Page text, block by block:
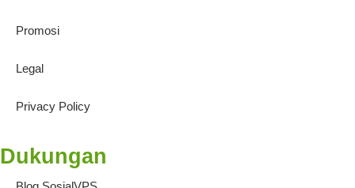
Promosi
Legal
Privacy Policy
Dukungan